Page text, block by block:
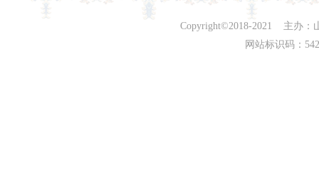
Copyright©2018-2021 主办：
网站标识码：